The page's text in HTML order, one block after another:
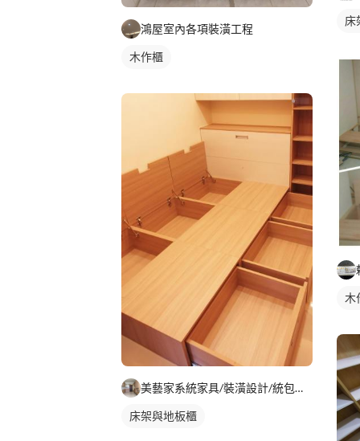
鴻屋室內各項裝潢工程
木作櫃
美藝家系統家具/裝潢設計/統包服務
床架與地板櫃
床
木